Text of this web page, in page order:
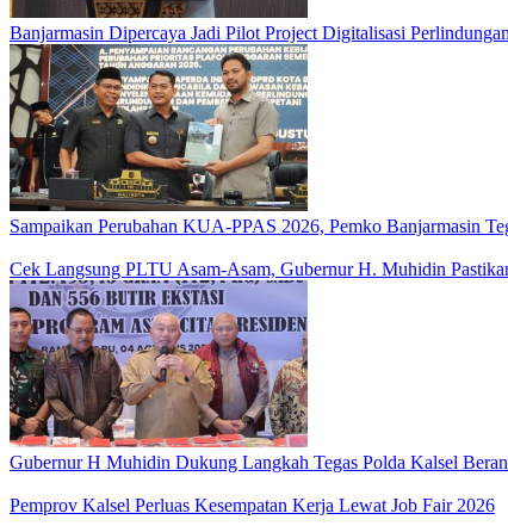
Banjarmasin Dipercaya Jadi Pilot Project Digitalisasi
Sampaikan Perubahan KUA-PPAS 2026, Pemko Banjarmasin
Cek Langsung PLTU Asam-Asam, Gubernur H. Muhidin
Gubernur H Muhidin Dukung Langkah Tegas Polda Kalsel
Pemprov Kalsel Perluas Kesempatan Kerja Lewat Job Fair 2026